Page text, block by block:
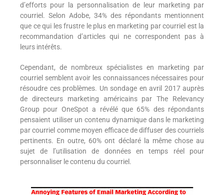
d’efforts pour la personnalisation de leur marketing par
courriel. Selon Adobe, 34% des répondants mentionnent
que ce qui les frustre le plus en marketing par courriel est la
recommandation d’articles qui ne correspondent pas à
leurs intérêts.
Cependant, de nombreux spécialistes en marketing par
courriel semblent avoir les connaissances nécessaires pour
résoudre ces problèmes. Un sondage en avril 2017 auprès
de directeurs marketing américains par The Relevancy
Group pour OneSpot a révélé que 65% des répondants
pensaient utiliser un contenu dynamique dans le marketing
par courriel comme moyen efficace de diffuser des courriels
pertinents. En outre, 60% ont déclaré la même chose au
sujet de l’utilisation de données en temps réel pour
personnaliser le contenu du courriel.